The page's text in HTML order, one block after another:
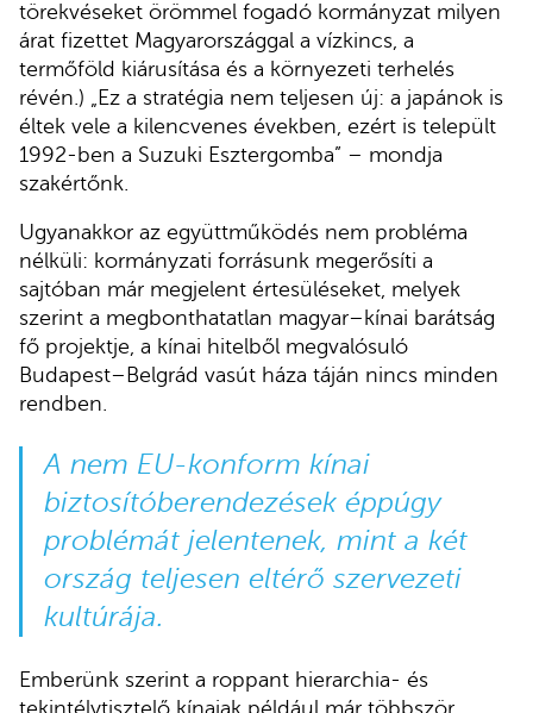
törekvéseket örömmel fogadó kormányzat milyen
árat fizettet Magyarországgal a vízkincs, a
termőföld kiárusítása és a környezeti terhelés
révén.) „Ez a stratégia nem teljesen új: a japánok is
éltek vele a kilencvenes években, ezért is települt
1992-ben a Suzuki Esztergomba” – mondja
szakértőnk.
Ugyanakkor az együttműködés nem probléma
nélküli: kormányzati forrásunk megerősíti a
sajtóban már megjelent értesüléseket, melyek
szerint a megbonthatatlan magyar–kínai barátság
fő projektje, a kínai hitelből megvalósuló
Budapest–Belgrád vasút háza táján nincs minden
rendben.
A nem EU-konform kínai
biztosítóberendezések éppúgy
problémát jelentenek, mint a két
ország teljesen eltérő szervezeti
kultúrája.
Emberünk szerint a roppant hierarchia- és